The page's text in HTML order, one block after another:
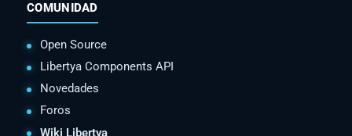
COMUNIDAD
Open Source
Libertya Components API
Novedades
Foros
Wiki Libertya